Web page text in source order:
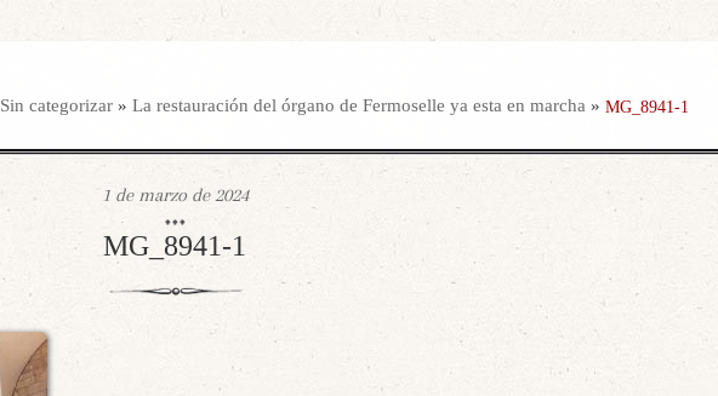
Sin categorizar » La restauración del órgano de Fermoselle ya esta en marcha » MG_8941-1
1 de marzo de 2024
MG_8941-1